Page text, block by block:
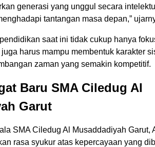
generasi yang unggul secara
tantangan masa depan,”
saat ini tidak cukup hanya
harus mampu membentuk karakter
zaman yang semakin kompetitif.
Baru SMA Ciledug Al
Garut
SMA Ciledug Al Musaddadiyah Garut,
rasa syukur atas kepercayaan yang